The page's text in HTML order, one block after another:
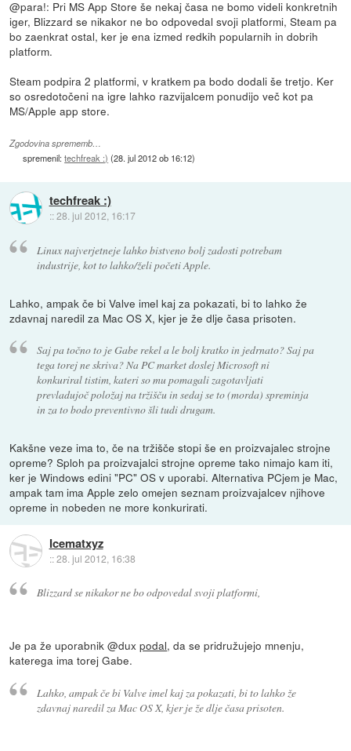
@para!: Pri MS App Store še nekaj časa ne bomo videli konkretnih
iger, Blizzard se nikakor ne bo odpovedal svoji platformi, Steam pa
bo zaenkrat ostal, ker je ena izmed redkih popularnih in dobrih
platform.
Steam podpira 2 platformi, v kratkem pa bodo dodali še tretjo. Ker
so osredotočeni na igre lahko razvijalcem ponudijo več kot pa
MS/Apple app store.
Zgodovina sprememb…
spremenil:techfreak :) (28. jul 2012 ob 16:12)
techfreak :)
::28. jul 2012, 16:17
Linux najverjetneje lahko bistveno bolj zadosti potrebam
industrije, kot to lahko/želi početi Apple.
Lahko, ampak če bi Valve imel kaj za pokazati, bi to lahko že
zdavnaj naredil za Mac OS X, kjer je že dlje časa prisoten.
Saj pa točno to je Gabe rekel a le bolj kratko in jedrnato? Saj pa
tega torej ne skriva? Na PC market doslej Microsoft ni
konkuriral tistim, kateri so mu pomagali zagotavljati
prevladujoč položaj na tržišču in sedaj se to (morda) spreminja
in za to bodo preventivno šli tudi drugam.
Kakšne veze ima to, če na tržišče stopi še en proizvajalec strojne
opreme? Sploh pa proizvajalci strojne opreme tako nimajo kam iti,
ker je Windows edini "PC" OS v uporabi. Alternativa PCjem je Mac,
ampak tam ima Apple zelo omejen seznam proizvajalcev njihove
opreme in nobeden ne more konkurirati.
Icematxyz
::28. jul 2012, 16:38
Blizzard se nikakor ne bo odpovedal svoji platformi,
Je pa že uporabnik @duxpodal, da se pridružujejo mnenju,
katerega ima torej Gabe.
Lahko, ampak če bi Valve imel kaj za pokazati, bi to lahko že
zdavnaj naredil za Mac OS X, kjer je že dlje časa prisoten.